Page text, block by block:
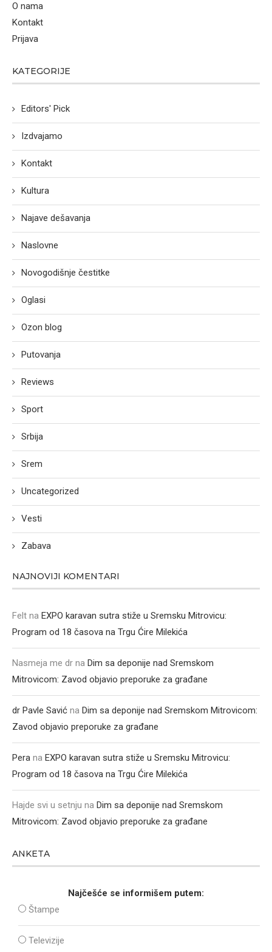
O nama
Kontakt
Prijava
KATEGORIJE
Editors' Pick
Izdvajamo
Kontakt
Kultura
Najave dešavanja
Naslovne
Novogodišnje čestitke
Oglasi
Ozon blog
Putovanja
Reviews
Sport
Srbija
Srem
Uncategorized
Vesti
Zabava
NAJNOVIJI KOMENTARI
Felt na EXPO karavan sutra stiže u Sremsku Mitrovicu:
Program od 18 časova na Trgu Ćire Milekića
Nasmeja me dr na Dim sa deponije nad Sremskom
Mitrovicom: Zavod objavio preporuke za građane
dr Pavle Savić na Dim sa deponije nad Sremskom Mitrovicom:
Zavod objavio preporuke za građane
Pera na EXPO karavan sutra stiže u Sremsku Mitrovicu:
Program od 18 časova na Trgu Ćire Milekića
Hajde svi u setnju na Dim sa deponije nad Sremskom
Mitrovicom: Zavod objavio preporuke za građane
ANKETA
Najčešće se informišem putem:
Štampe
Televizije